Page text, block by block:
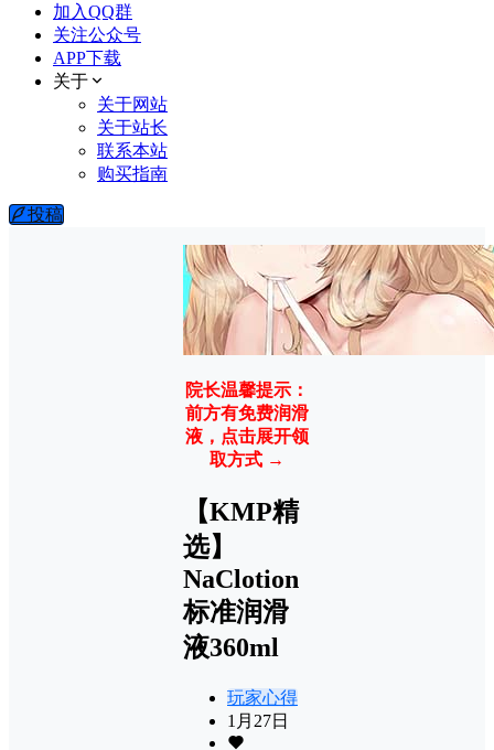
加入QQ群
关注公众号
APP下载
关于
关于网站
关于站长
联系本站
购买指南
投稿
院长温馨提示：
前方有免费润滑
液，点击展开领
取方式 →
【KMP精
选】
NaClotion
标准润滑
液360ml
玩家心得
1月27日